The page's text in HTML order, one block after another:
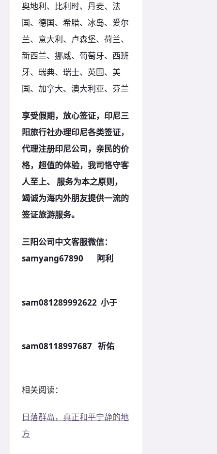
奥地利、比利时、丹麦、法
国、德国、希腊、冰岛、爱尔
兰、意大利、卢森堡、荷兰、
新西兰、挪威、葡萄牙、西班
牙、瑞典、瑞士、英国、美
国、加拿大、澳大利亚、芬兰
享受假期，放心签证，印尼三
阳旅行社办理印尼各类签证，
代理注册印尼公司，亲民的价
格，超值的体验，我司恪守客
人至上、 服务为本之原则，
竭诚为海内外朋友提供一流的
签证旅游服务。
三阳公司中文客服微信：
samyang67890 阿利
sam081289992622 小于
sam08118997687 祈佑
相关阅读：
日落群岛，真正和平宁静的地
方